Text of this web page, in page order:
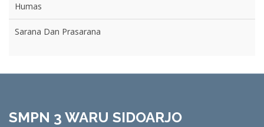
Humas
Sarana Dan Prasarana
SMPN 3 WARU SIDOARJO